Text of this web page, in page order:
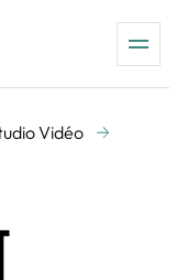
Vidéo